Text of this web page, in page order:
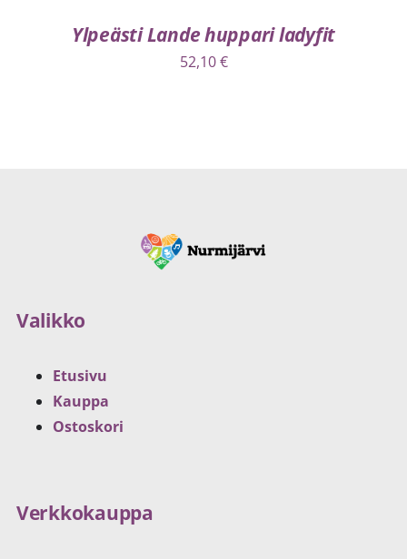
Ylpeästi Lande huppari ladyfit
52,10€
Valikko
Etusivu
Kauppa
Ostoskori
Verkkokauppa